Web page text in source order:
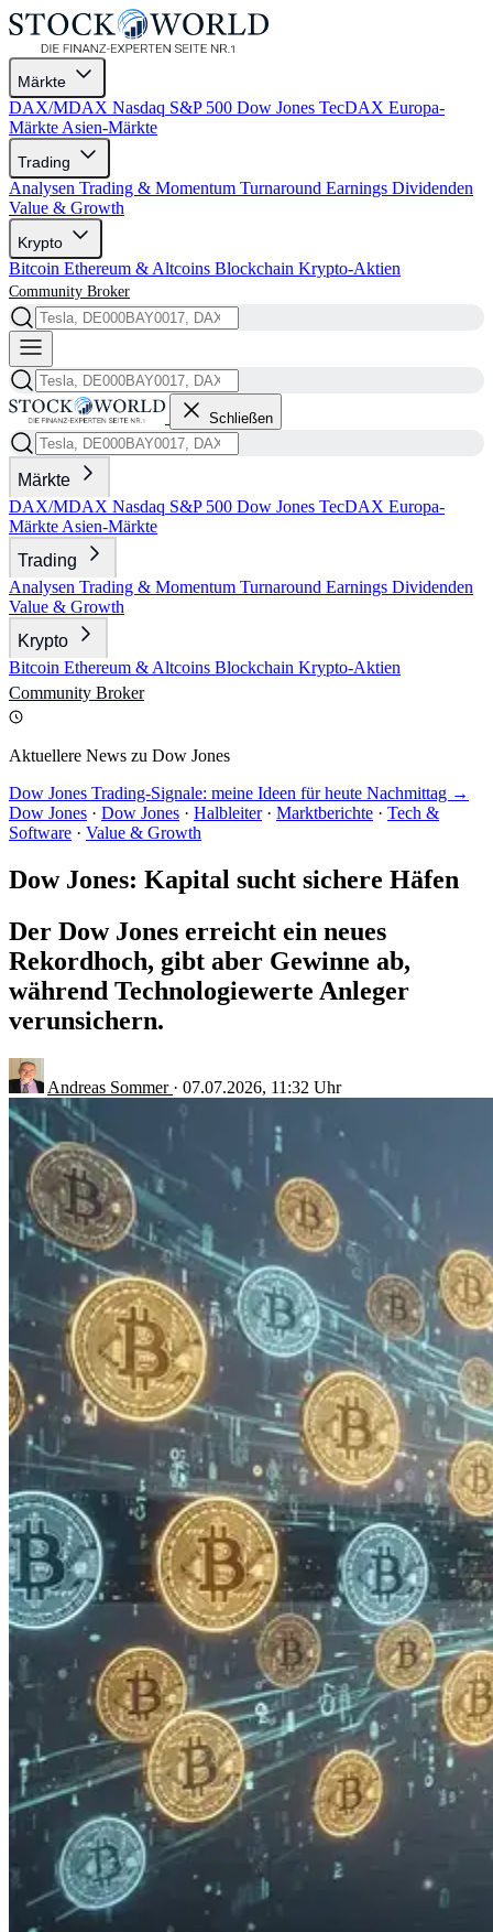
Märkte
DAX/MDAX Nasdaq S&P 500 Dow Jones TecDAX Europa-
Märkte Asien-Märkte
Trading
Analysen Trading & Momentum Turnaround Earnings Dividenden
Value & Growth
Krypto
Bitcoin Ethereum & Altcoins Blockchain Krypto-Aktien
Community Broker
Schließen
Märkte
DAX/MDAX Nasdaq S&P 500 Dow Jones TecDAX Europa-
Märkte Asien-Märkte
Trading
Analysen Trading & Momentum Turnaround Earnings Dividenden
Value & Growth
Krypto
Bitcoin Ethereum & Altcoins Blockchain Krypto-Aktien
Community Broker
Aktuellere News zu Dow Jones
Dow Jones Trading-Signale: meine Ideen für heute Nachmittag →
Dow Jones · Dow Jones · Halbleiter · Marktberichte · Tech &
Software · Value & Growth
Dow Jones: Kapital sucht sichere Häfen
Der Dow Jones erreicht ein neues
Rekordhoch, gibt aber Gewinne ab,
während Technologiewerte Anleger
verunsichern.
Andreas Sommer · 07.07.2026, 11:32 Uhr